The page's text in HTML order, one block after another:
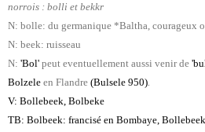
norrois : bolli et bekkr
N: bolle: du germanique *Baltha, courageux
N: beek: ruisseau
N: 'Bol' peut eventuellement aussi venir de
Bolzele en Flandre (Bulsele 950).
V: Bollebeek, Bolbeke
TB: Bolbeek: francisé en Bombaye,